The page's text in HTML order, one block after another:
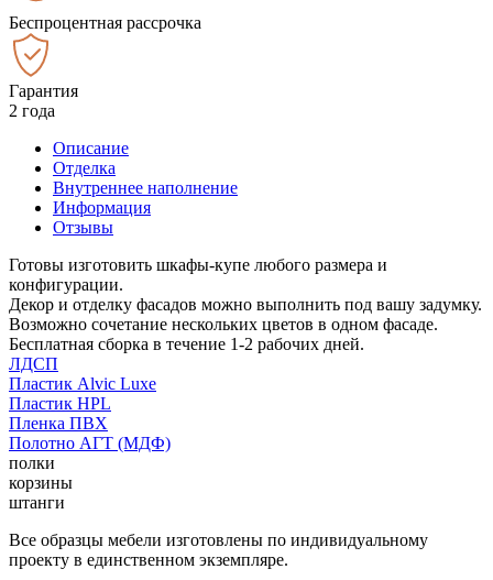
Беспроцентная рассрочка
Гарантия
2 года
Описание
Отделка
Внутреннее наполнение
Информация
Отзывы
Готовы изготовить шкафы-купе любого размера и
конфигурации.
Декор и отделку фасадов можно выполнить под вашу задумку.
Возможно сочетание нескольких цветов в одном фасаде.
Бесплатная сборка в течение 1-2 рабочих дней.
ЛДСП
Пластик Alvic Luxe
Пластик HPL
Пленка ПВХ
Полотно АГТ (МДФ)
полки
корзины
штанги
Все образцы мебели изготовлены по индивидуальному
проекту в единственном экземпляре.